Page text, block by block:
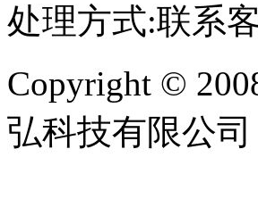
处理方式:联系
Copyright ©
弘科技有限公